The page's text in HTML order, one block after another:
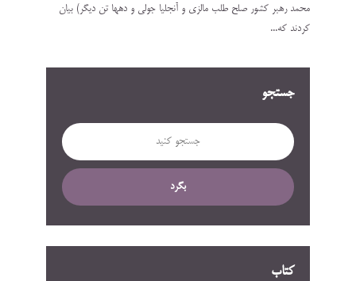
محمد رهبر کشور صلح طلب مالزی و آنجلیا جولی و دهها تن دیگر) بیان
کردند که...
جستجو
بگرد
کتاب